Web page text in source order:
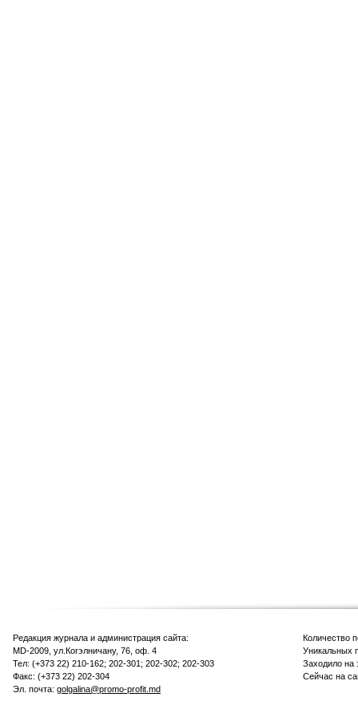
Редакция журнала и администрация сайта:
MD-2009, ул.Когэлничану, 76, оф. 4
Тел: (+373 22) 210-162; 202-301; 202-302; 202-303
Факс: (+373 22) 202-304
Эл. почта: golgalina@promo-profit.md
Количество
Уникальных
Заходило на
Сейчас на